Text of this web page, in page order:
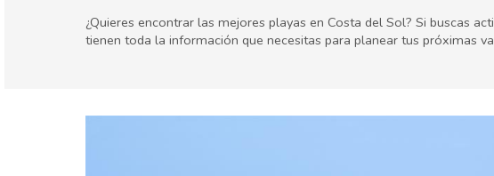
¿Quieres encontrar las mejores playas en Costa del Sol? Si buscas
tienen toda la información que necesitas para planear tus próximas